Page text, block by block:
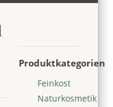
Produktkategorien
Feinkost
Naturkosmetik